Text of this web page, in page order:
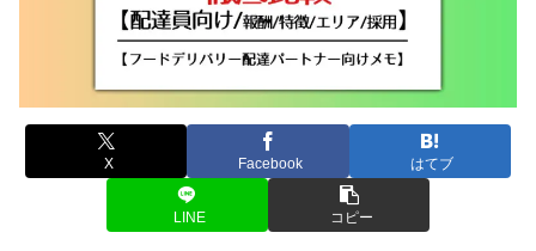
X Facebook はてブ
LINE コピー